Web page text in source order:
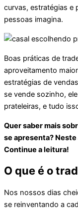
curvas, estratégias e
pessoas imagina.
Boas práticas de
aproveitamento
estratégias de
se vende sozinho,
prateleiras, e tudo
Quer saber mais
se apresenta?
Continue a leitura!
O que é o
Nos nossos dias
se reinventando a